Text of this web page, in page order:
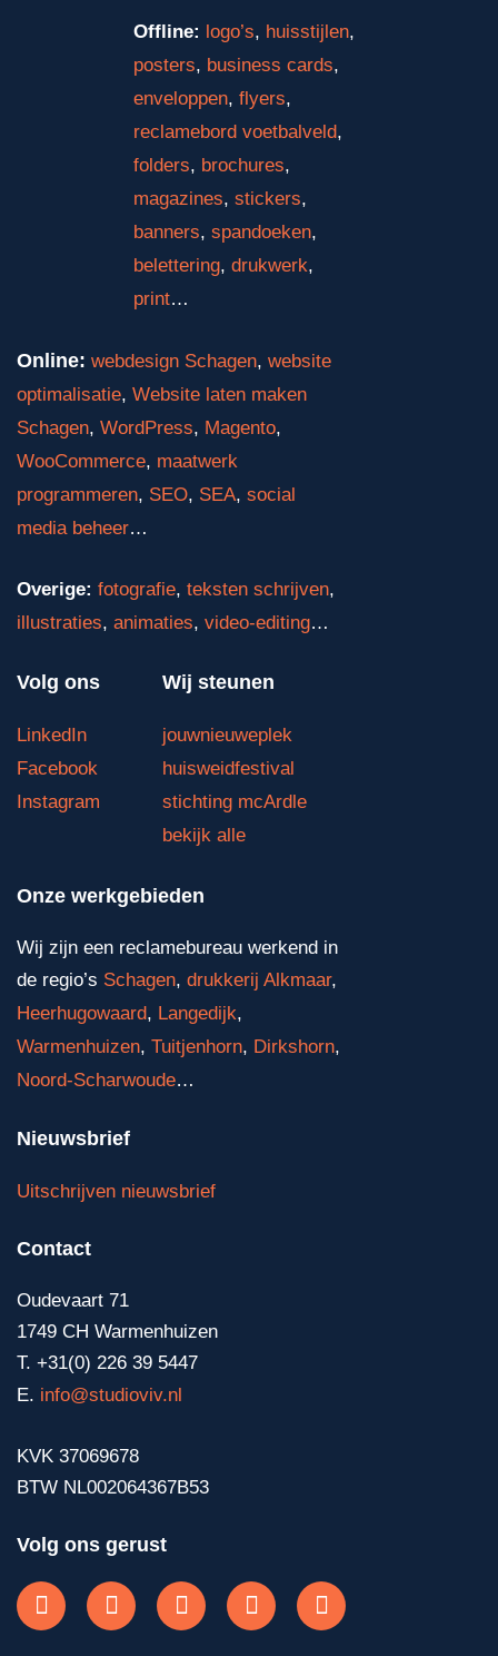
Offline: logo’s, huisstijlen,
posters, business cards,
enveloppen, flyers,
reclamebord voetbalveld,
folders, brochures,
magazines, stickers,
banners, spandoeken,
belettering, drukwerk,
print…
Online: webdesign Schagen, website
optimalisatie, Website laten maken
Schagen, WordPress, Magento,
WooCommerce, maatwerk
programmeren, SEO, SEA, social
media beheer…
Overige: fotografie, teksten schrijven,
illustraties, animaties, video-editing…
Volg ons
LinkedIn
Facebook
Instagram
Wij steunen
jouwnieuweplek
huisweidfestival
stichting mcArdle
bekijk alle
Onze werkgebieden
Wij zijn een reclamebureau werkend in
de regio’s Schagen, drukkerij Alkmaar,
Heerhugowaard, Langedijk,
Warmenhuizen, Tuitjenhorn, Dirkshorn,
Noord-Scharwoude…
Nieuwsbrief
Uitschrijven nieuwsbrief
Contact
Oudevaart 71
1749 CH Warmenhuizen
T. +31(0) 226 39 5447
E. info@studioviv.nl
KVK 37069678
BTW NL002064367B53
Volg ons gerust